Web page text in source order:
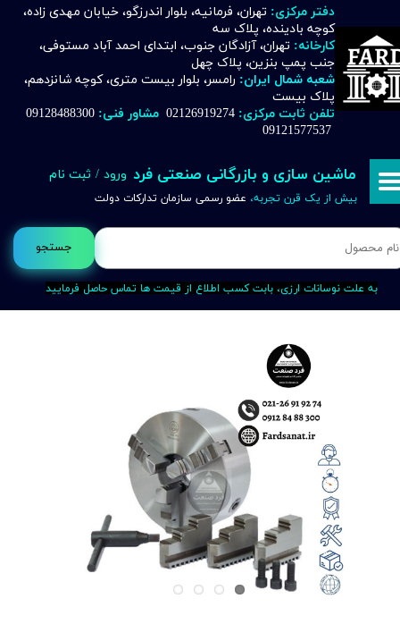
جستجو
دفتر مرکزی: تهران، فرمانیه، بلوار اندرزگو، خیابان مهدی زاده،
کوچه بادینده، پلاک سه
کارخانه: تهران، آزادگان جنوب، ابتدای احمد آباد مستوفی،
جنب پمپ بنزین، پلاک چهل
شعبه شمال ایران: رامسر، بلوار بیست متری، کوچه شانزدهم،
پلاک بیست
تلفن ثابت مرکزی: 02126919274 مشاور فنی:
09121577537
ماشین سازی و بازرگانی صنعتی فرد
بیش از یک قرن تجربه، عضو رسمی سازمان تدارکات دولت
ورود / ثبت نام
حساب کاربری من
تغییر گذر واژه
خروج از حساب کاربری
به علت نوسانات ارزی، بابت کسب اطلاع از قیمت ها تماس حاصل فرمایید